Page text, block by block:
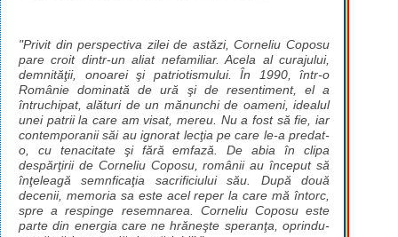
"Privit din perspectiva zilei de astăzi, Corneliu Coposu
pare croit dintr-un aliat nefamiliar. Acela al curajului,
demnităţii, onoarei şi patriotismului. În 1990, într-o
Românie dominată de ură şi de resentiment, el a
întruchipat, alături de un mănunchi de oameni, idealul
unei patrii la care am visat, mereu. Nu a fost să fie, iar
contemporanii săi au ignorat lecţia pe care le-a predat-
o, cu tenacitate şi fără emfază. De abia în clipa
despărţirii de Corneliu Coposu, românii au început să
înţeleagă semnficaţia sacrificiului său. După două
decenii, memoria sa este acel reper la care mă întorc,
spre a respinge resemnarea. Corneliu Coposu este
parte din energia care ne hrăneşte speranţa, oprindu-